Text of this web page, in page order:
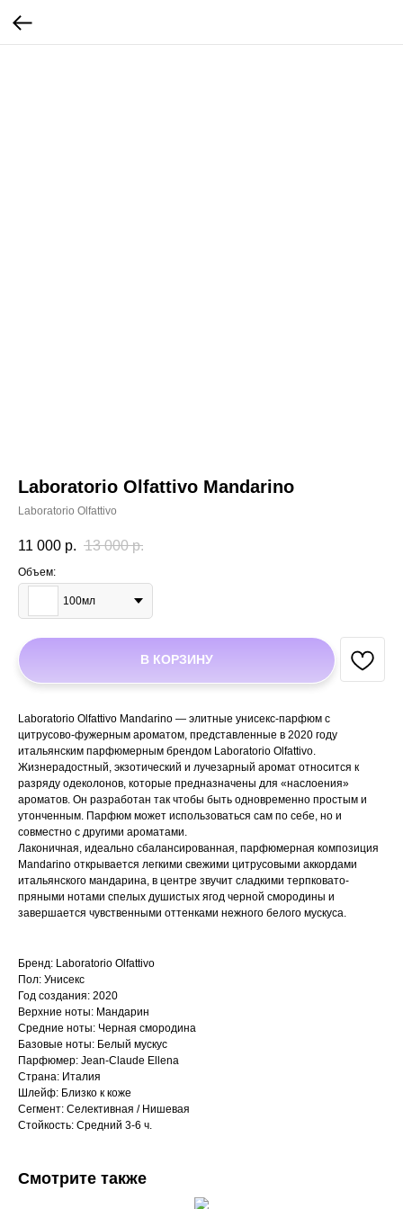
Laboratorio Olfattivo Mandarino
Laboratorio Olfattivo
11 000 р. 13 000 р.
Объем:
100мл
В КОРЗИНУ
Laboratorio Olfattivo Mandarino — элитные унисекс-парфюм с
цитрусово-фужерным ароматом, представленные в 2020 году
итальянским парфюмерным брендом Laboratorio Olfattivo.
Жизнерадостный, экзотический и лучезарный аромат относится к
разряду одеколонов, которые предназначены для «наслоения»
ароматов. Он разработан так чтобы быть одновременно простым и
утонченным. Парфюм может использоваться сам по себе, но и
совместно с другими ароматами.
Лаконичная, идеально сбалансированная, парфюмерная композиция
Mandarino открывается легкими свежими цитрусовыми аккордами
итальянского мандарина, в центре звучит сладкими терпковато-
пряными нотами спелых душистых ягод черной смородины и
завершается чувственными оттенками нежного белого мускуса.
Бренд: Laboratorio Olfattivo
Пол: Унисекс
Год создания: 2020
Верхние ноты: Мандарин
Средние ноты: Черная смородина
Базовые ноты: Белый мускус
Парфюмер: Jean-Claude Ellena
Страна: Италия
Шлейф: Близко к коже
Сегмент: Селективная / Нишевая
Стойкость: Средний 3-6 ч.
Смотрите также